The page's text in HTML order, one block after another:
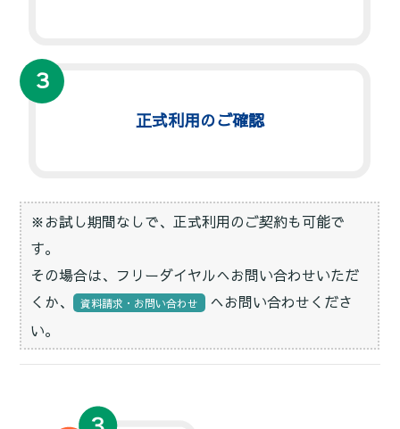
３
正式利用のご確認
※お試し期間なしで、正式利用のご契約も可能で
す。
その場合は、フリーダイヤルへお問い合わせいただ
くか、 資料請求・お問い合わせ
へお問い合わせくださ
い。